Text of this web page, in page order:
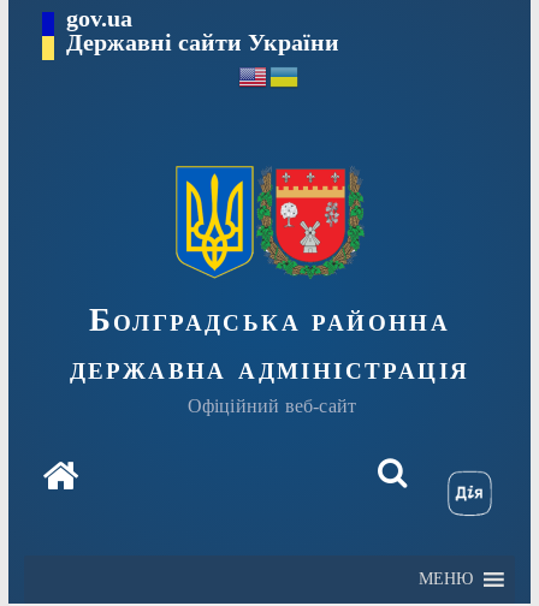
Перейтиgov.ua
Державні сайти України
Болградська районна
державна адміністрація
Офіційний веб-сайт
МЕНЮ